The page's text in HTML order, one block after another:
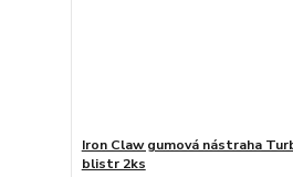
Iron Claw gumová nástraha
blistr 2ks